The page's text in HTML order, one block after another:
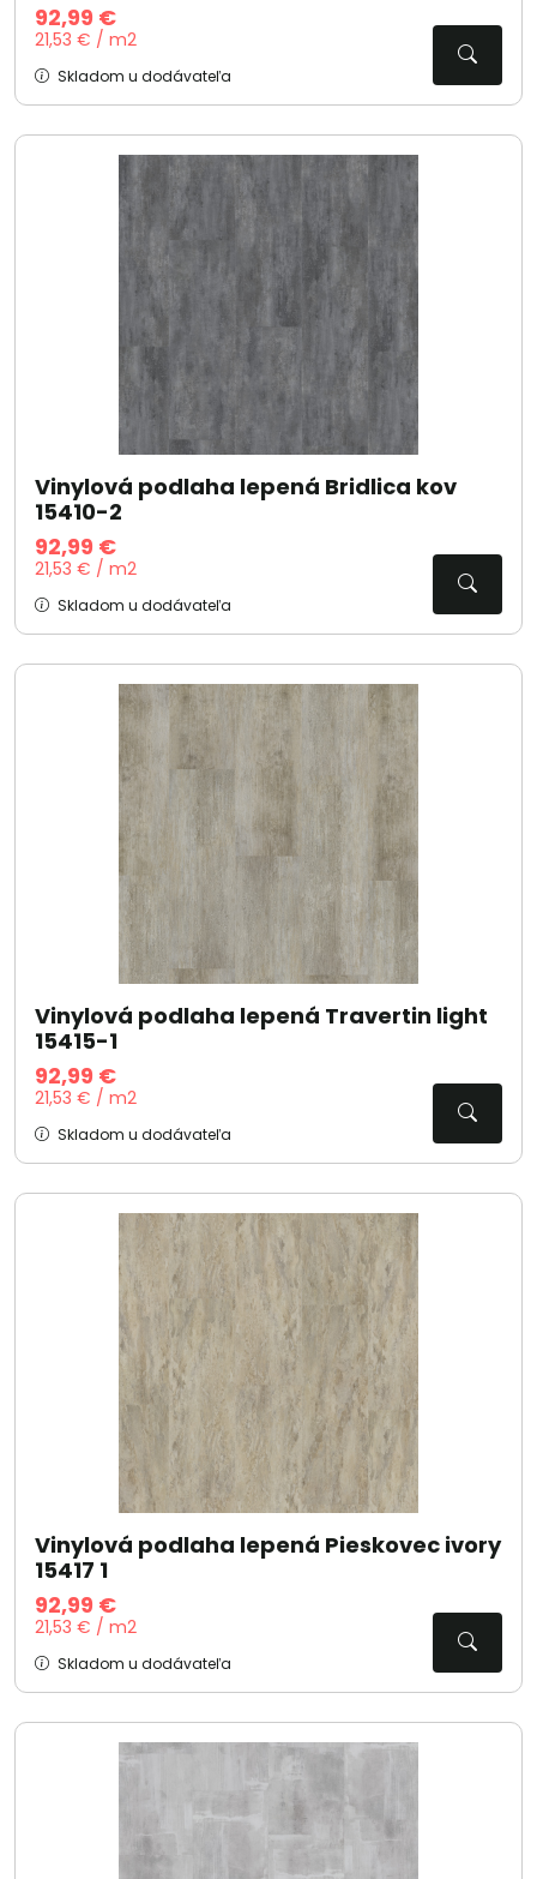
92,99 €
21,53 € / m2
Skladom u dodávateľa
Vinylová podlaha lepená Bridlica kov
15410-2
92,99 €
21,53 € / m2
Skladom u dodávateľa
Vinylová podlaha lepená Travertin light
15415-1
92,99 €
21,53 € / m2
Skladom u dodávateľa
Vinylová podlaha lepená Pieskovec ivory
15417 1
92,99 €
21,53 € / m2
Skladom u dodávateľa